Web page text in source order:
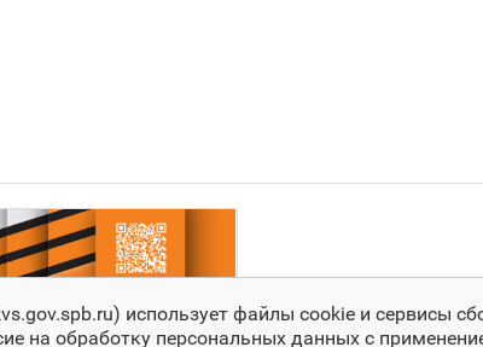
использует файлы cookie и сервисы
на обработку персональных данных с